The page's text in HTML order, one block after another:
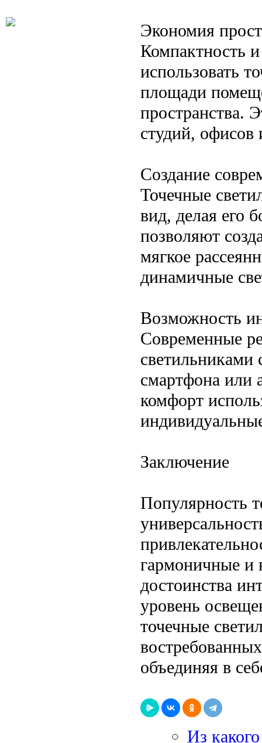
Экономия
Компактность
использовать
площади
пространства.
студий,
Создание
Точечные
вид, делая его
позволяют
мягкое
динамичные
Возможность
Современные
смартфона или
комфорт
Заключение
Популярность
гармоничные и
достоинства
уровень
точечные
объединяя в
Из